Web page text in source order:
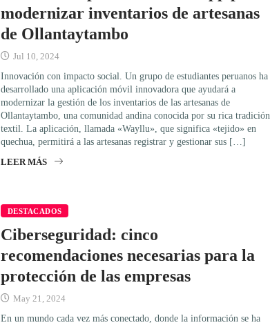
modernizar inventarios de artesanas
de Ollantaytambo
Jul 10, 2024
Innovación con impacto social. Un grupo de estudiantes peruanos ha
desarrollado una aplicación móvil innovadora que ayudará a
modernizar la gestión de los inventarios de las artesanas de
Ollantaytambo, una comunidad andina conocida por su rica tradición
textil. La aplicación, llamada «Wayllu», que significa «tejido» en
quechua, permitirá a las artesanas registrar y gestionar sus […]
LEER MÁS
DESTACADOS
Ciberseguridad: cinco
recomendaciones necesarias para la
protección de las empresas
May 21, 2024
En un mundo cada vez más conectado, donde la información se ha